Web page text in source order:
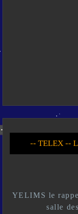
-- Live ---
-- *)^^(*
YELIMS le
salle